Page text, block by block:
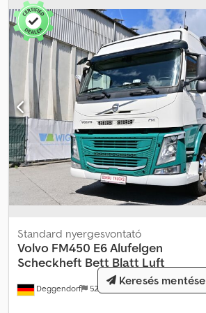
Deggendorf 520 km
Standard nyergesvontató
Volvo FM450 E6 Alufelgen
Scheckheft Bett Blatt Luft
Keresés mentése